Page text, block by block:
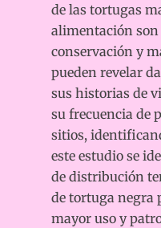
de las tortugas
alimentación
conservación y
pueden revelar
sus historias de
su frecuencia de
sitios,
este estudio se
de distribución
de tortuga negra
mayor uso y